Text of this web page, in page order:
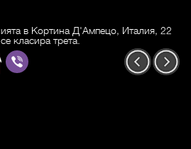
в Кортина Д'Ампецо, Италия, 22
класира трета.